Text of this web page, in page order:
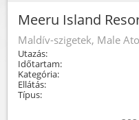
Meeru Island
Maldív-szigetek, Male
Utazás:
Időtartam:
Kategória:
Ellátás:
Típus: